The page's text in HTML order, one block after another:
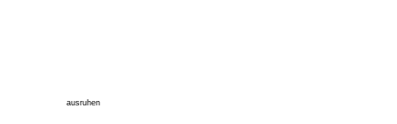
ausruhen